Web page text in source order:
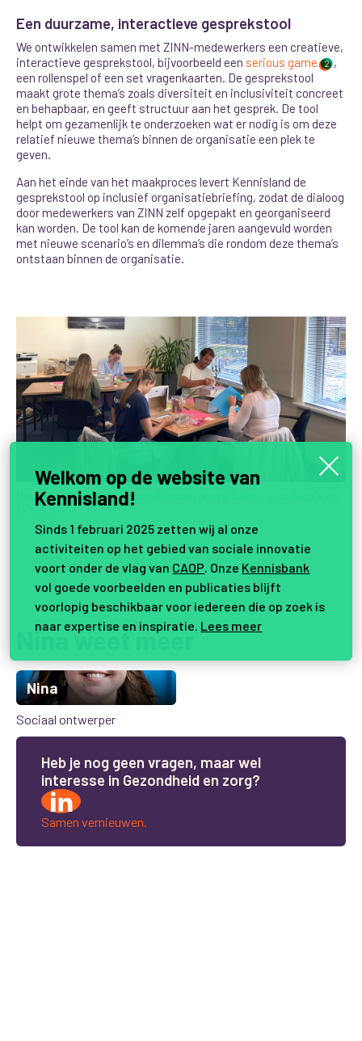
Een duurzame, interactieve gesprekstool
We ontwikkelen samen met ZINN-medewerkers een creatieve,
interactieve gesprekstool, bijvoorbeeld een serious game 2 ,
een rollenspel of een set vragenkaarten. De gesprekstool
maakt grote thema’s zoals diversiteit en inclusiviteit concreet
en behapbaar, en geeft structuur aan het gesprek. De tool
helpt om gezamenlijk te onderzoeken wat er nodig is om deze
relatief nieuwe thema’s binnen de organisatie een plek te
geven.
Aan het einde van het maakproces levert Kennisland de
gesprekstool op inclusief organisatiebriefing, zodat de dialoog
door medewerkers van ZINN zelf opgepakt en georganiseerd
kan worden. De tool kan de komende jaren aangevuld worden
met nieuwe scenario’s en dilemma’s die rondom deze thema’s
ontstaan binnen de organisatie.
Medewerkers maken verzamelbussen om verhalen van collega's op
te halen.
Nina weet meer
Nina
Sociaal ontwerper
Heb je nog geen vragen, maarwel
interesse in Gezondheid en zorg?
Samen vernieuwen.
Welkom op de website van
Kennisland!
Sinds 1 februari 2025 zetten wij al onze
activiteiten op het gebied van sociale innovatie
voort onder de vlag van CAOP . Onze Kennisbank
vol goede voorbeelden en publicaties blijft
voorlopig beschikbaar voor iedereen die op zoek is
naar expertise en inspiratie. Lees meer